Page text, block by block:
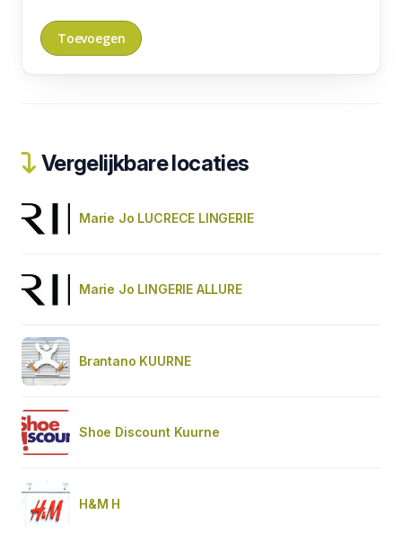
Vergelijkbare locaties
Marie Jo LUCRECE LINGERIE
Marie Jo LINGERIE ALLURE
Brantano KUURNE
Shoe Discount Kuurne
H&M H